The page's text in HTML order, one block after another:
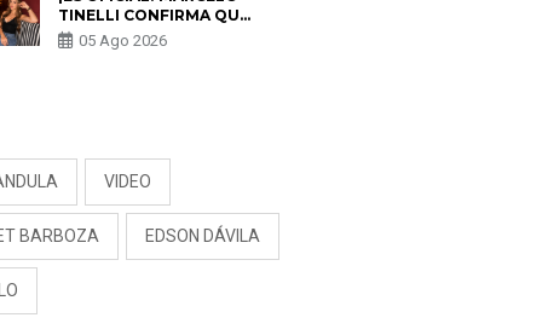
TINELLI CONFIRMA QUE
REGRESÓ CON MILETT
FIGUEROA: “EL AMOR
05 Ago 2026
VIDEO
BARBOZA EDSON DÁVILA